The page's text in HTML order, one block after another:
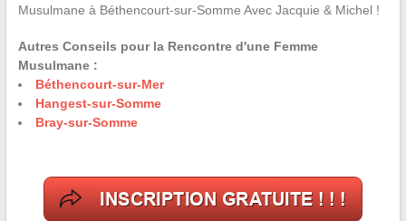
Musulmane à Béthencourt-sur-Somme Avec Jacquie & Michel !
Autres Conseils pour la Rencontre d'une Femme
Musulmane :
Béthencourt-sur-Mer
Hangest-sur-Somme
Bray-sur-Somme